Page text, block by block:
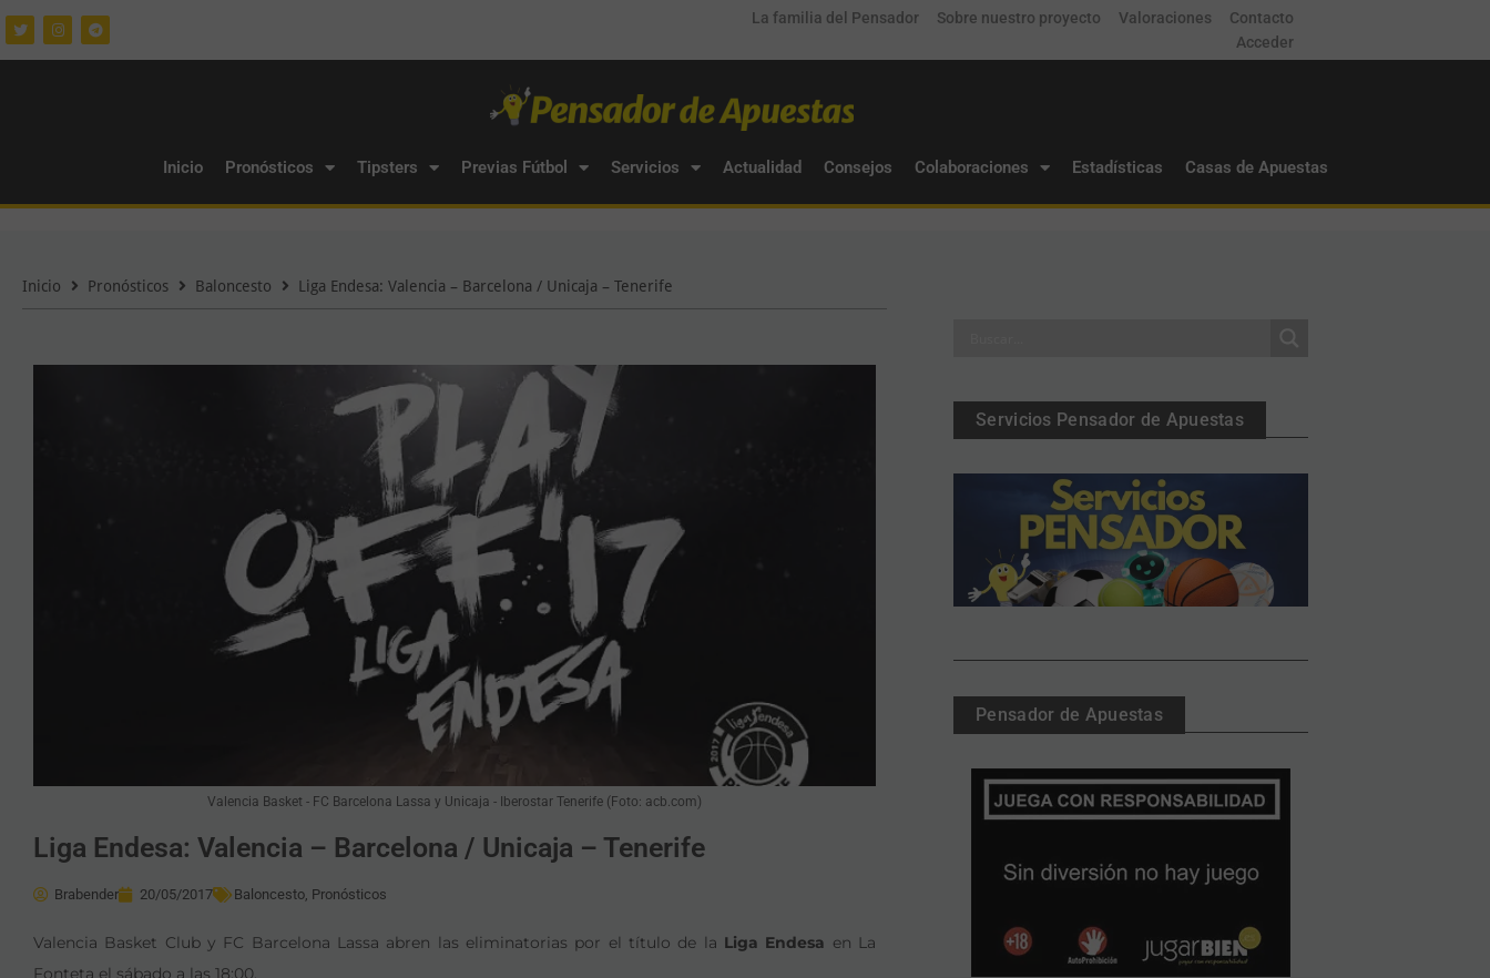
La familia del Pensador Sobre nuestro proyecto Valoraciones
Contacto
Acceder
Inicio Pronósticos Tipsters Previas Fútbol Servicios Actualidad Consejos Colaboraciones Estadísticas Casas de Apuestas
Inicio Pronósticos Baloncesto Liga Endesa: Valencia – Barcelona / Unicaja – Tenerife
Valencia Basket - FC Barcelona Lassa y Unicaja - Iberostar Tenerife (Foto: acb.com)
Liga Endesa: Valencia – Barcelona / Unicaja – Tenerife
Brabender 20/05/2017 Baloncesto, Pronósticos
Valencia Basket Club y FC Barcelona Lassa abren las eliminatorias por el título de la Liga Endesa en La
Fonteta el sábado a las 18:00.
Servicios Pensador de Apuestas
Pensador de Apuestas